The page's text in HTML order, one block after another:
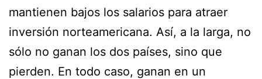
mantienen bajos los salarios para atraer
inversión norteamericana. Así, a la larga, no
sólo no ganan los dos países, sino que
pierden. En todo caso, ganan en un